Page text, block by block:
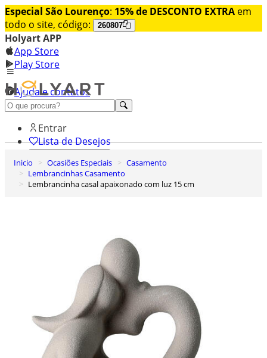
Especial São Lourenço: 15% de DESCONTO EXTRA em
todo o site, código:
260807
Holyart APP
App Store
Play Store
Ajuda e contatos
Conheça premium
Entrar
Lista de Desejos
0
Carrinho de Compras
Inicio Ocasiões Especiais
Casamento
Lembrancinhas Casamento
Lembrancinha casal apaixonado com luz 15 cm